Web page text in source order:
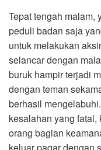
Tepat tengah malam,
peduli badan saja
untuk melakukan
selancar dengan
buruk hampir terjadi
dengan teman
berhasil
kesalahan yang
orang bagian
keluar pagar dengan